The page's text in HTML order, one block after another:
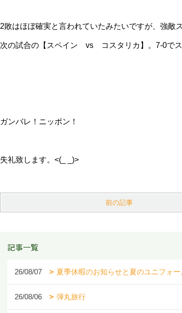
2敗はほぼ確実と言われていたみたいですが、強敵
次の試合の【スペイン vs コスタリカ】。7-0でス
ガンバレ！ニッポン！
失礼致します。<(_ _)>
前の記事
記事一覧
26/08/07 夏季休暇のお知らせと夏のユニフォー
26/08/06 弾丸旅行